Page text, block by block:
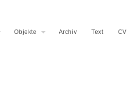
Objekte Archiv Text CV